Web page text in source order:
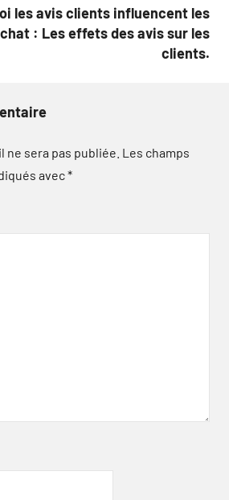
les avis clients influencent les
: Les effets des avis sur les
clients.
ne sera pas publiée. Les champs
avec*